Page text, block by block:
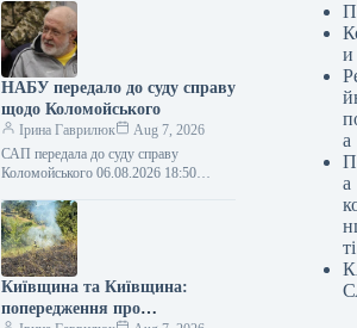
НАБУ передало до суду справу
щодо Коломойського
Ірина Гаврилюк
Aug 7, 2026
САП передала до суду справу
Коломойського 06.08.2026 18:50
антикорупційного суду кримінальне
провадження щодо екс-кінцевого
бенефіціарного…
Київщина та Київщина:
попередження про
и
а
а
ті